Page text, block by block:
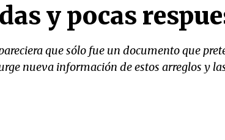
y pocas
que sólo fue un documento que
nueva información de estos arreglos y